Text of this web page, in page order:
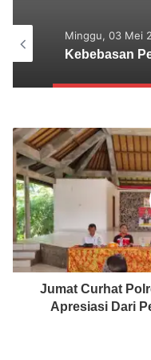
Sabtu, 07
Jumat Curhat
Apresiasi Dari